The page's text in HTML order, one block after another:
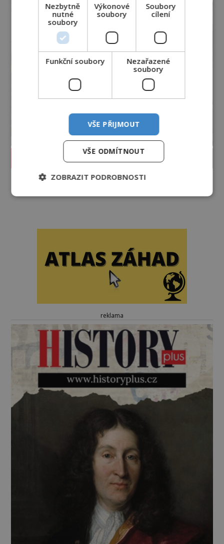
PROLISTOVAT ČASOPIS
reklama
Nezbytně
nutné
soubory
Výkonové
soubory
Soubory
cílení
Funkční soubory
Nezařazené
soubory
VŠE PŘIJMOUT
VŠE ODMÍTNOUT
ZOBRAZIT PODROBNOSTI